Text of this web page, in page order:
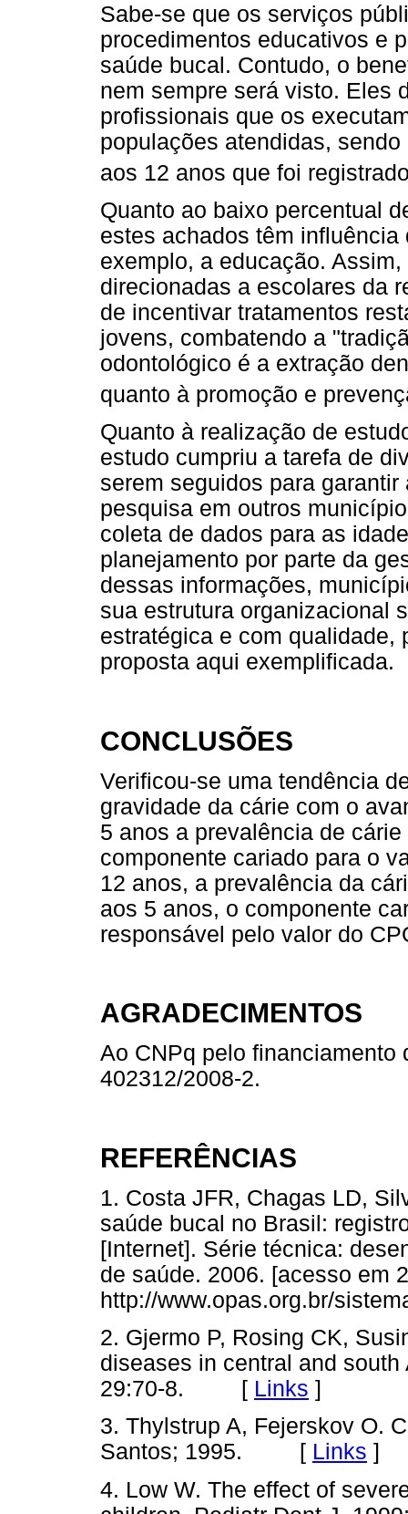
Sabe-se que os serviços
procedimentos educativos e
saúde bucal. Contudo, o
nem sempre será visto. Eles
profissionais que os
populações atendidas,
aos 12 anos que foi
Quanto ao baixo percentual
estes achados têm
exemplo, a educação.
direcionadas a escolares da
de incentivar tratamentos
jovens, combatendo a
odontológico é a extração
quanto à promoção e
Quanto à realização de
estudo cumpriu a tarefa de
serem seguidos para
pesquisa em outros
coleta de dados para as
planejamento por parte da
dessas informações,
sua estrutura organizacional
estratégica e com qualidade,
proposta aqui exemplificada.
CONCLUSÕES
Verificou-se uma tendência
gravidade da cárie com o
5 anos a prevalência de
componente cariado para o
12 anos, a prevalência da
aos 5 anos, o componente
responsável pelo valor do
AGRADECIMENTOS
Ao CNPq pelo financiamento
402312/2008-2.
REFERÊNCIAS
1. Costa JFR, Chagas LD,
saúde bucal no Brasil:
[Internet]. Série técnica:
de saúde. 2006. [acesso em
http://www.opas.org.br/
2. Gjermo P, Rosing CK,
diseases in central and
29:70-8. [ Links ]
3. Thylstrup A, Fejerskov O.
Santos; 1995. [ Links ]
4. Low W. The effect of